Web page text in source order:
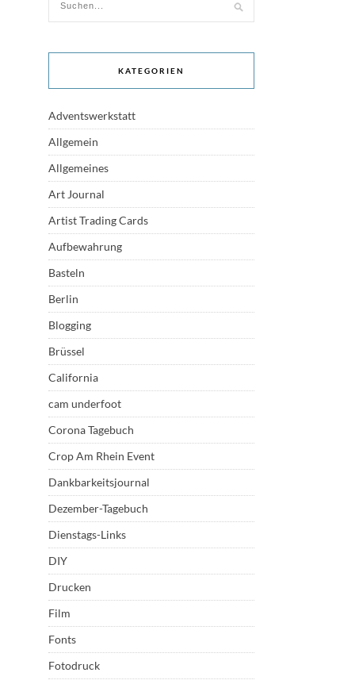
KATEGORIEN
Adventswerkstatt
Allgemein
Allgemeines
Art Journal
Artist Trading Cards
Aufbewahrung
Basteln
Berlin
Blogging
Brüssel
California
cam underfoot
Corona Tagebuch
Crop Am Rhein Event
Dankbarkeitsjournal
Dezember-Tagebuch
Dienstags-Links
DIY
Drucken
Film
Fonts
Fotodruck